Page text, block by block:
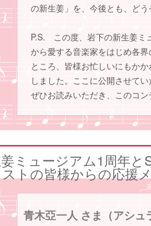
の新生姜」を、今後とも、ど
P.S. この度、岩下の新生姜ミ
から愛する音楽家をはじめ各
ところ、皆様お忙しいにもか
しました。ここに公開させて
ぜひお読みいただき、このコ
ミュージアム1周年
トの皆様からの応援
青木亞一人 さま（アシュ